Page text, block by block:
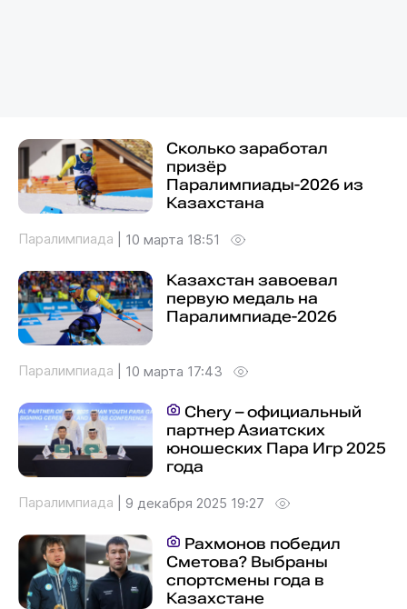
Сколько заработал
призёр
Паралимпиады-2026 из
Казахстана
Паралимпиада 10 марта 18:51
Казахстан завоевал
первую медаль на
Паралимпиаде-2026
Паралимпиада 10 марта 17:43
партнер Азиатских
юношеских Пара Игр 2025
года
Паралимпиада 9 декабря 2025 19:27
Сметова? Выбраны
спортсмены года в
Казахстане